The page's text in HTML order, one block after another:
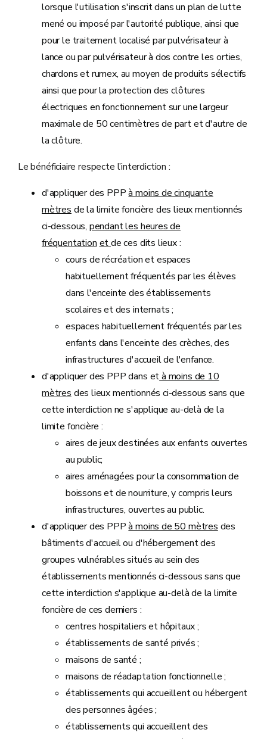
lorsque l'utilisation s'inscrit dans un plan de lutte
mené ou imposé par l'autorité publique, ainsi que
pour le traitement localisé par pulvérisateur à
lance ou par pulvérisateur à dos contre les orties,
chardons et rumex, au moyen de produits sélectifs
ainsi que pour la protection des clôtures
électriques en fonctionnement sur une largeur
maximale de 50 centimètres de part et d'autre de
la clôture.
Le bénéficiaire respecte l’interdiction :
d'appliquer des PPPà moins de cinquante
mètres de la limite foncière des lieux mentionnés
ci-dessous, pendant les heures de
fréquentation etde ces dits lieux :
cours de récréation et espaces
habituellement fréquentés par les élèves
dans l'enceinte des établissements
scolaires et des internats ;
espaces habituellement fréquentés par les
enfants dans l'enceinte des crèches, des
infrastructures d'accueil de l'enfance.
d'appliquer des PPP dans età moins de 10
mètres des lieux mentionnés ci-dessous sans que
cette interdiction ne s'applique au-delà de la
limite foncière :
aires de jeux destinées aux enfants ouvertes
au public;
aires aménagées pour la consommation de
boissons et de nourriture, y compris leurs
infrastructures, ouvertes au public.
d'appliquer des PPPà moins de 50 mètres des
bâtiments d'accueil ou d'hébergement des
groupes vulnérables situés au sein des
établissements mentionnés ci-dessous sans que
cette interdiction s'applique au-delà de la limite
foncière de ces derniers :
centres hospitaliers et hôpitaux ;
établissements de santé privés ;
maisons de santé ;
maisons de réadaptation fonctionnelle ;
établissements qui accueillent ou hébergent
des personnes âgées ;
établissements qui accueillent des